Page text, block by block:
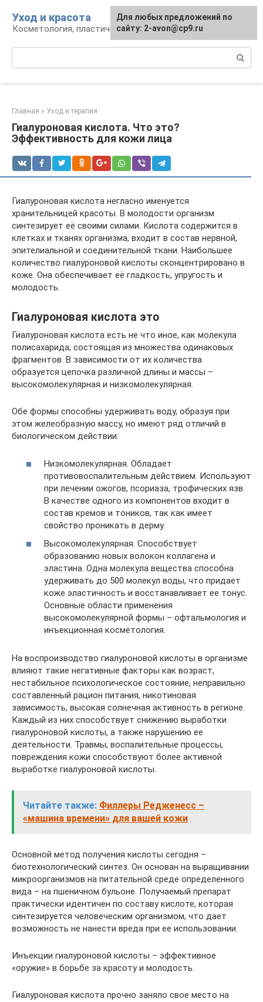
контенту
Уход и красота
Косметология, пластическая хирургия, уход
Главная » Уход и терапия
Гиалуроновая кислота. Что это?
Эффективность для кожи лица
Гиалуроновая кислота негласно именуется
хранительницей красоты. В молодости организм
синтезирует её своими силами. Кислота содержится в
клетках и тканях организма, входит в состав нервной,
эпителиальной и соединительной ткани. Наибольшее
количество гиалуроновой кислоты сконцентрировано в
коже. Она обеспечивает её гладкость, упругость и
молодость.
Гиалуроновая кислота это
Гиалуроновая кислота есть не что иное, как молекула
полисахарида, состоящая из множества одинаковых
фрагментов. В зависимости от их количества
образуется цепочка различной длины и массы –
высокомолекулярная и низкомолекулярная.
Обе формы способны удерживать воду, образуя при
этом желеобразную массу, но имеют ряд отличий в
биологическом действии:
Низкомолекулярная. Обладает
противовоспалительным действием. Используют
при лечении ожогов, псориаза, трофических язв.
В качестве одного из компонентов входит в
состав кремов и тоников, так как имеет
свойство проникать в дерму.
Высокомолекулярная. Способствует
образованию новых волокон коллагена и
эластина. Одна молекула вещества способна
удерживать до 500 молекул воды, что придает
коже эластичность и восстанавливает ее тонус.
Основные области применения
высокомолекулярной формы – офтальмология и
инъекционная косметология.
На воспроизводство гиалуроновой кислоты в организме
влияют такие негативные факторы как возраст,
нестабильное психологическое состояние, неправильно
составленный рацион питания, никотиновая
зависимость, высокая солнечная активность в регионе.
Каждый из них способствует снижению выработки
гиалуроновой кислоты, а также нарушению ее
деятельности. Травмы, воспалительные процессы,
повреждения кожи способствуют более активной
выработке гиалуроновой кислоты.
Читайте также: Филлеры Редженесс –
«машина времени» для вашей кожи
Основной метод получения кислоты сегодня –
биотехнологический синтез. Он основан на выращивании
микроорганизмов на питательной среде определенного
вида – на пшеничном бульоне. Получаемый препарат
практически идентичен по составу кислоте, которая
синтезируется человеческим организмом, что дает
возможность не нанести вреда при ее использовании.
Инъекции гиалуроновой кислоты – эффективное
«оружие» в борьбе за красоту и молодость.
Гиалуроновая кислота прочно заняло свое место на
Для любых предложений по
сайту: 2-avon@cp9.ru